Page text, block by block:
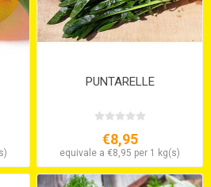
PUNTARELLE
€8,95
equivale a €8,95 per 1 kg(s)